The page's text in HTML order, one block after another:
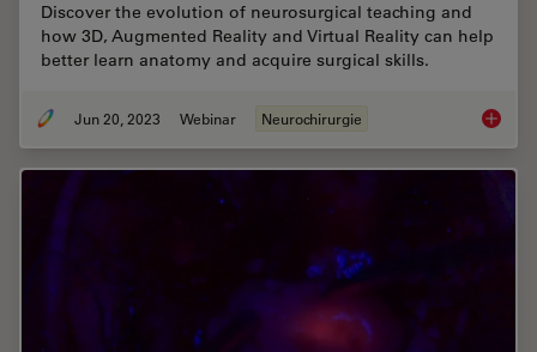
Discover the evolution of neurosurgical teaching and
how 3D, Augmented Reality and Virtual Reality can help
better learn anatomy and acquire surgical skills.
Jun 20, 2023 Webinar Neurochirurgie 3D, AR